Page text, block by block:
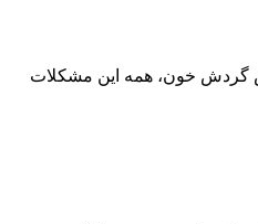
گردش خون، همه این مشکلات